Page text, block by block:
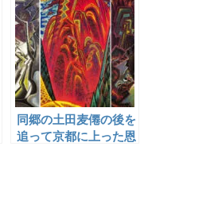
同郷の土田麦僊の後を
追って京都に上った恩